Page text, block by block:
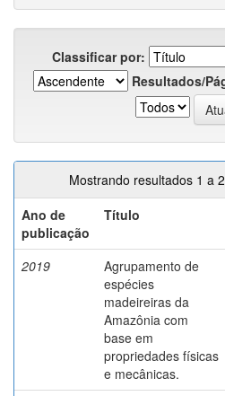
Classificar por:
Resultados/
Mostrando resultados 1 a
Ano de
publicação
Título
2019
Agrupamento de
espécies
madeireiras da
Amazônia com
base em
propriedades físicas
e mecânicas.